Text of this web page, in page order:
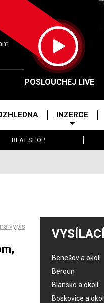
POSLOUCHEJ LIVE
INZERCE
BEAT SHOP
výpis
VYSÍLACÍ
Benešov a okolí
Beroun
Blansko a okolí
Boskovice a